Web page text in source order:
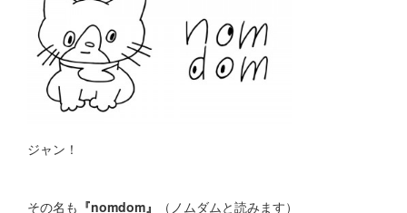
ジャン！
その名も 『nomdom』 （ノムダムと読みます）